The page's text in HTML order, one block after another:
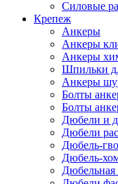
Силовые
Крепеж
Анкеры
Анкеры
Анкеры
Шпильки
Анкеры
Болты
Болты
Дюбели и
Дюбели
Дюбель-
Дюбель-
Дюбельная